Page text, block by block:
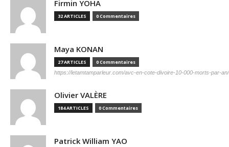
Firmin YOHA
32 ARTICLES 0 Commentaires
Maya KONAN
27 ARTICLES 0 Commentaires
https://letamtamparleur.com/avc-en-cote-divoire-10-000-morts-par-an/
Olivier VALÈRE
184 ARTICLES 0 Commentaires
Patrick William YAO